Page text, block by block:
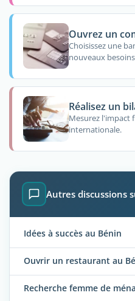
Ouvrez un
Choisissez une
nouveaux
Réalisez un
Mesurez l'impact
internationale.
Autres discussions
Idées à succès au Bénin
Ouvrir un restaurant au
Recherche femme de